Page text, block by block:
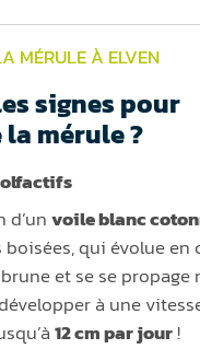
MÉRULE À ELVEN
signes pour
mérule ?
olfactifs
d’unvoile blanc
boisées, qui évolue en
et se se propage
à une
12 cm par jour!